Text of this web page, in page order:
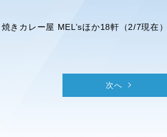
きカレー屋 MEL’sほか18軒（2/7現在）
次へ